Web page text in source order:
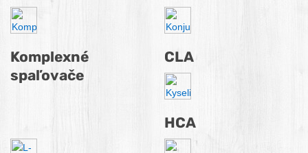
Komplexné
spaľovače
CLA
HCA